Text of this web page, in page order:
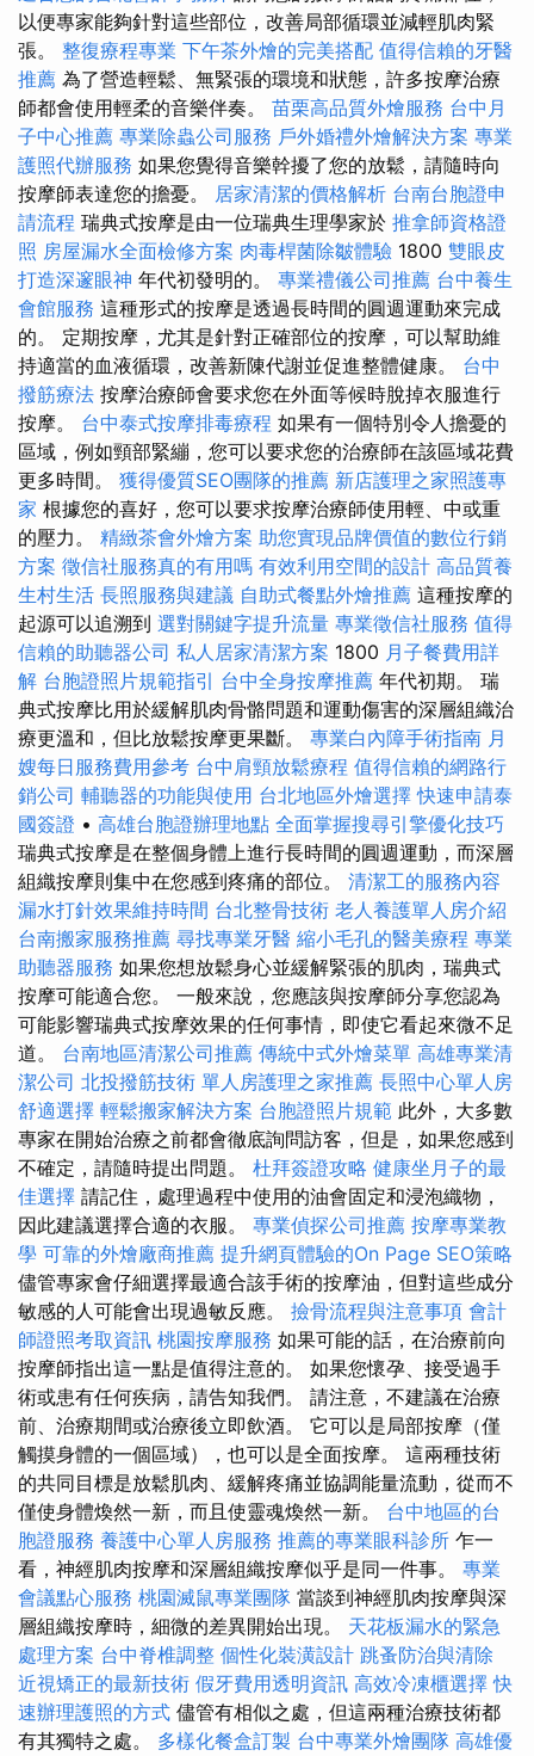
以便專家能夠針對這些部位，改善局部循環並減輕肌肉緊
張。 整復療程專業 下午茶外燴的完美搭配 值得信賴的牙醫
推薦 為了營造輕鬆、無緊張的環境和狀態，許多按摩治療
師都會使用輕柔的音樂伴奏。 苗栗高品質外燴服務 台中月
子中心推薦 專業除蟲公司服務 戶外婚禮外燴解決方案 專業
護照代辦服務 如果您覺得音樂幹擾了您的放鬆，請隨時向
按摩師表達您的擔憂。 居家清潔的價格解析 台南台胞證申
請流程 瑞典式按摩是由一位瑞典生理學家於 推拿師資格證
照 房屋漏水全面檢修方案 肉毒桿菌除皺體驗 1800 雙眼皮
打造深邃眼神 年代初發明的。 專業禮儀公司推薦 台中養生
會館服務 這種形式的按摩是透過長時間的圓週運動來完成
的。 定期按摩，尤其是針對正確部位的按摩，可以幫助維
持適當的血液循環，改善新陳代謝並促進整體健康。 台中
撥筋療法 按摩治療師會要求您在外面等候時脫掉衣服進行
按摩。 台中泰式按摩排毒療程 如果有一個特別令人擔憂的
區域，例如頸部緊繃，您可以要求您的治療師在該區域花費
更多時間。 獲得優質SEO團隊的推薦 新店護理之家照護專
家 根據您的喜好，您可以要求按摩治療師使用輕、中或重
的壓力。 精緻茶會外燴方案 助您實現品牌價值的數位行銷
方案 徵信社服務真的有用嗎 有效利用空間的設計 高品質養
生村生活 長照服務與建議 自助式餐點外燴推薦 這種按摩的
起源可以追溯到 選對關鍵字提升流量 專業徵信社服務 值得
信賴的助聽器公司 私人居家清潔方案 1800 月子餐費用詳
解 台胞證照片規範指引 台中全身按摩推薦 年代初期。 瑞
典式按摩比用於緩解肌肉骨骼問題和運動傷害的深層組織治
療更溫和，但比放鬆按摩更果斷。 專業白內障手術指南 月
嫂每日服務費用參考 台中肩頸放鬆療程 值得信賴的網路行
銷公司 輔聽器的功能與使用 台北地區外燴選擇 快速申請泰
國簽證 • 高雄台胞證辦理地點 全面掌握搜尋引擎優化技巧
瑞典式按摩是在整個身體上進行長時間的圓週運動，而深層
組織按摩則集中在您感到疼痛的部位。 清潔工的服務內容
漏水打針效果維持時間 台北整骨技術 老人養護單人房介紹
台南搬家服務推薦 尋找專業牙醫 縮小毛孔的醫美療程 專業
助聽器服務 如果您想放鬆身心並緩解緊張的肌肉，瑞典式
按摩可能適合您。 一般來說，您應該與按摩師分享您認為
可能影響瑞典式按摩效果的任何事情，即使它看起來微不足
道。 台南地區清潔公司推薦 傳統中式外燴菜單 高雄專業清
潔公司 北投撥筋技術 單人房護理之家推薦 長照中心單人房
舒適選擇 輕鬆搬家解決方案 台胞證照片規範 此外，大多數
專家在開始治療之前都會徹底詢問訪客，但是，如果您感到
不確定，請隨時提出問題。 杜拜簽證攻略 健康坐月子的最
佳選擇 請記住，處理過程中使用的油會固定和浸泡織物，
因此建議選擇合適的衣服。 專業偵探公司推薦 按摩專業教
學 可靠的外燴廠商推薦 提升網頁體驗的On Page SEO策略
儘管專家會仔細選擇最適合該手術的按摩油，但對這些成分
敏感的人可能會出現過敏反應。 撿骨流程與注意事項 會計
師證照考取資訊 桃園按摩服務 如果可能的話，在治療前向
按摩師指出這一點是值得注意的。 如果您懷孕、接受過手
術或患有任何疾病，請告知我們。 請注意，不建議在治療
前、治療期間或治療後立即飲酒。 它可以是局部按摩（僅
觸摸身體的一個區域），也可以是全面按摩。 這兩種技術
的共同目標是放鬆肌肉、緩解疼痛並協調能量流動，從而不
僅使身體煥然一新，而且使靈魂煥然一新。 台中地區的台
胞證服務 養護中心單人房服務 推薦的專業眼科診所 乍一
看，神經肌肉按摩和深層組織按摩似乎是同一件事。 專業
會議點心服務 桃園滅鼠專業團隊 當談到神經肌肉按摩與深
層組織按摩時，細微的差異開始出現。 天花板漏水的緊急
處理方案 台中脊椎調整 個性化裝潢設計 跳蚤防治與清除
近視矯正的最新技術 假牙費用透明資訊 高效冷凍櫃選擇 快
速辦理護照的方式 儘管有相似之處，但這兩種治療技術都
有其獨特之處。 多樣化餐盒訂製 台中專業外燴團隊 高雄優